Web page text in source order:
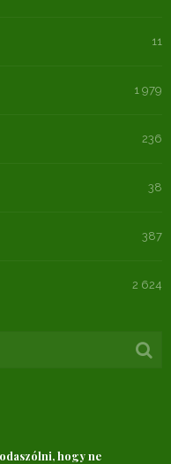
11
1 979
236
38
387
2 624
hogy ne